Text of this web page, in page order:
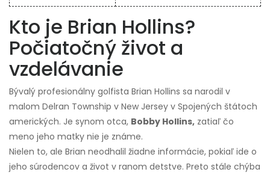
Kto je Brian Hollins?
Počiatočný život a
vzdelávanie
Bývalý profesionálny golfista Brian Hollins sa narodil v
malom Delran Township v New Jersey v Spojených štátoch
amerických. Je synom otca, Bobby Hollins, zatiaľ čo
meno jeho matky nie je známe.
Nielen to, ale Brian neodhalil žiadne informácie, pokiaľ ide o
jeho súrodencov a život v ranom detstve. Preto stále chýba